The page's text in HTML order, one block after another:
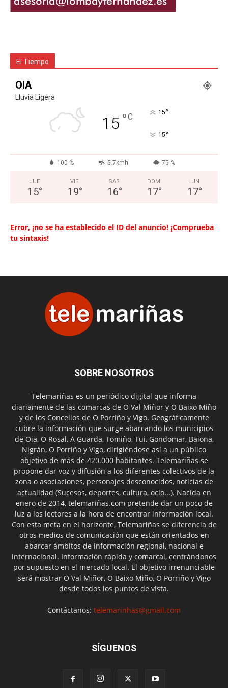
El Tiempo
OIA
Lluvia Ligera
15 °C 15°
15°
100 % 5.7kmh 75 %
JUE
15°
VIE
19°
SAB
16°
DOM
17°
LUN
17°
Error, ¡no se ha establecido el ID del anuncio! ¡Comprueba
tu sintaxis!
SOBRE NOSOTROS
Telemariñas es un periódico digital que informa
diariamente de las comarcas de O Val Miñor y O Baixo Miño
y de los Concellos de O Porriño y Vigo. Geográficamente
cubre la información que surge abarcando los municipios
de Oia, O Rosal, A Guarda, Tomiño, Tui, Gondomar, Baiona,
Nigrán, O Porriño y Vigo, dirigiéndose así a un público
objetivo de más de 420.000 habitantes. Telemariñas se
propone dar voz y difusión a los diferentes colectivos de la
zona o asociaciones, personajes desconocidos, noticias de
actualidad (Sucesos, deportes, cultura, ocio...). Nacida en
enero de 2014, telemariñas.com pretende dar un poco de
luz a los lectores a la hora de encontrar información local.
Con esta meta en el horizonte, Telemariñas se diferencia de
otros medios de comunicación que están orientados en
abarcar ámbitos de información regional, nacional e
internacional. Información rápida y comarcal, centrándonos
por supuesto en el mercado local. El objetivo irrenunciable
será mostrar O Val Miñor, O Baixo Miño, O Porriño y Vigo
desde todos los puntos de vista.
Contáctanos: telemarinhas@gmail.com
SÍGUENOS